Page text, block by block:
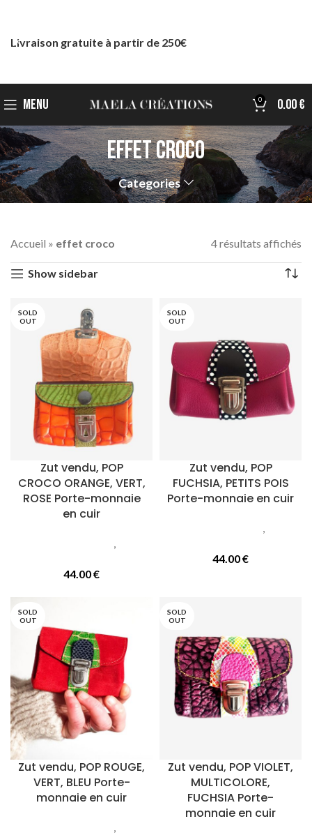
MENU 0 0.00€
effet croco
Categories
Accueil » effet croco 4 résultats affichés
Show sidebar
SOLD
OUT
Zut vendu, POP
CROCO ORANGE, VERT,
ROSE Porte-monnaie
en cuir
,
44.00€
SOLD
OUT
Zut vendu, POP
FUCHSIA, PETITS POIS
Porte-monnaie en cuir
,
44.00€
SOLD
OUT
Zut vendu, POP ROUGE,
VERT, BLEU Porte-
monnaie en cuir
,
SOLD
OUT
Zut vendu, POP VIOLET,
MULTICOLORE,
FUCHSIA Porte-
monnaie en cuir
Livraison gratuite à partir de 250€